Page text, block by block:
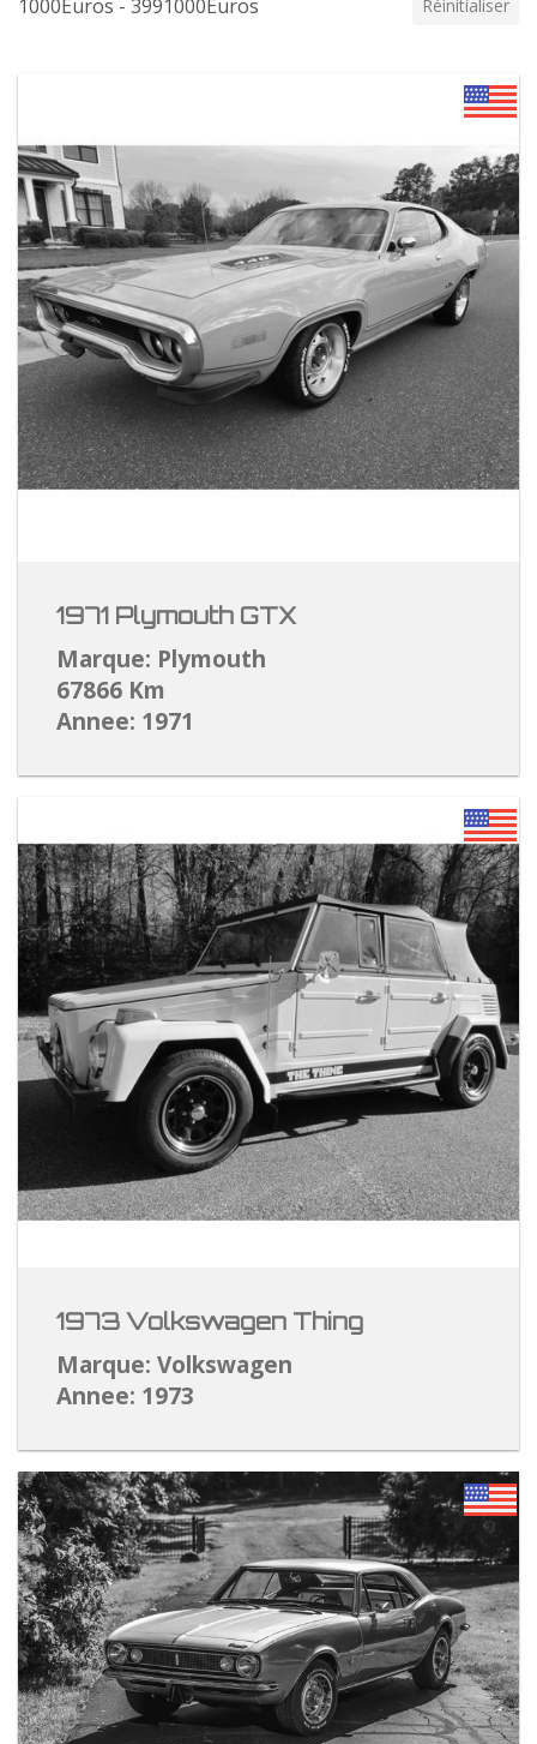
1000Euros - 3991000Euros Réinitialiser
1971 Plymouth GTX
Marque: Plymouth
67866 Km
Annee: 1971
1973 Volkswagen Thing
Marque: Volkswagen
Annee: 1973